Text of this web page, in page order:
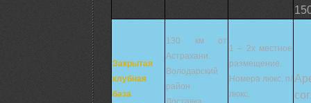
Закрытая
клубная
база
130 км от
Астрахани.
Володарский
район
1 – 2х местное
размещение.
Номера люкс, п/
люкс.